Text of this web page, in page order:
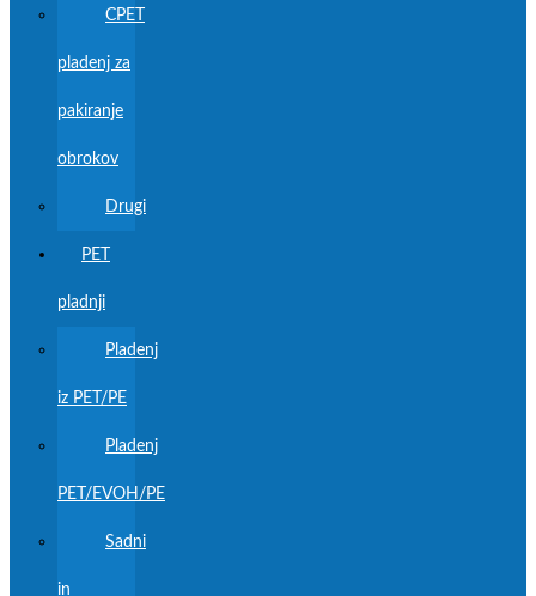
CPET
pladenj za
pakiranje
obrokov
Drugi
PET
pladnji
Pladenj
iz PET/PE
Pladenj
PET/EVOH/PE
Sadni
in